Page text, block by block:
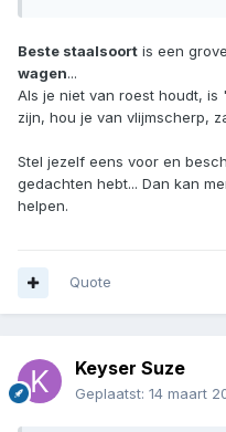
Beste staalsoort is een
wagen...
Als je niet van roest houdt,
zijn, hou je van vlijmscherp,
Stel jezelf eens voor en
gedachten hebt... Dan kan
helpen.
Quote
Keyser Suze
Geplaatst: 14 maart